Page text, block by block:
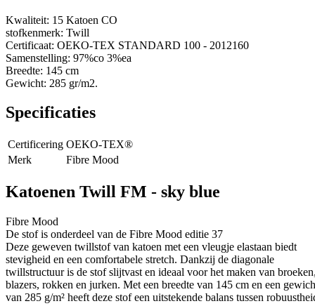
Kwaliteit: 15 Katoen CO
stofkenmerk: Twill
Certificaat: OEKO-TEX STANDARD 100 - 2012160
Samenstelling: 97%co 3%ea
Breedte: 145 cm
Gewicht: 285 gr/m2.
Specificaties
Certificering OEKO-TEX®
Merk
Fibre Mood
Katoenen Twill FM - sky blue
Fibre Mood
De stof is onderdeel van de Fibre Mood editie 37
Deze geweven twillstof van katoen met een vleugje elastaan biedt
stevigheid en een comfortabele stretch. Dankzij de diagonale
twillstructuur is de stof slijtvast en ideaal voor het maken van
blazers, rokken en jurken. Met een breedte van 145 cm en een
van 285 g/m² heeft deze stof een uitstekende balans tussen